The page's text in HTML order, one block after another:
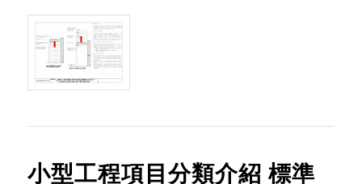
小型工程項目分類介紹 標準